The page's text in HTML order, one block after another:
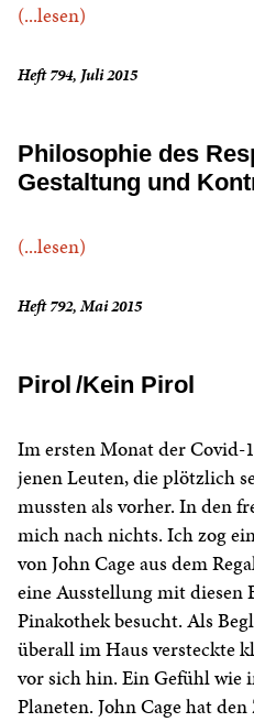
(...lesen)
Heft 794, Juli 2015
Philosophie des
Gestaltung und
(...lesen)
Heft 792, Mai 2015
Pirol /Kein Pirol
Im ersten Monat der Covid-
jenen Leuten, die plötzlich
mussten als vorher. In den
mich nach nichts. Ich zog
von John Cage aus dem
eine Ausstellung mit diesen
Pinakothek besucht. Als
überall im Haus versteckte
vor sich hin. Ein Gefühl wie
Planeten. John Cage hat